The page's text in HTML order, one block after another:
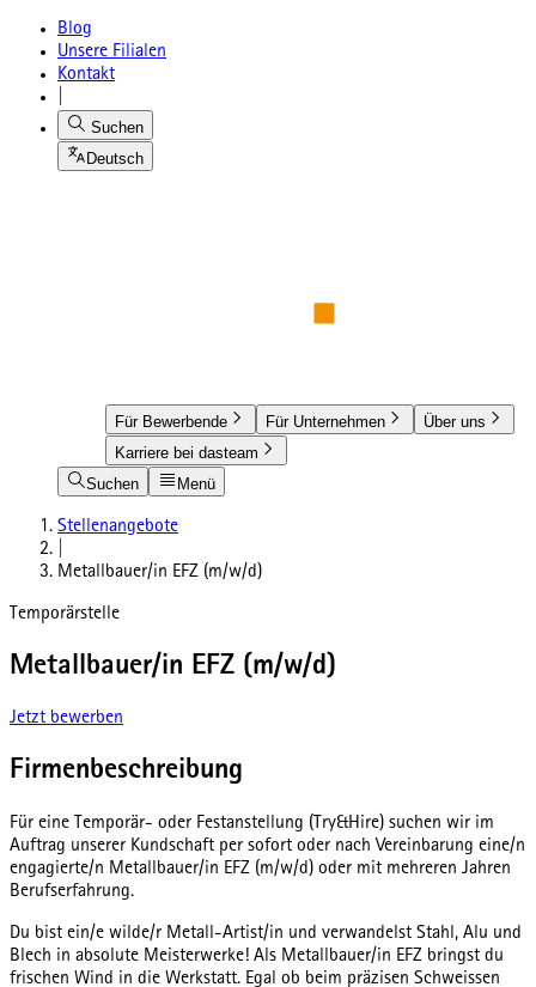
Blog
Unsere Filialen
Kontakt
Suchen
Deutsch
Für Bewerbende Für Unternehmen
Über uns
Karriere bei dasteam
Suchen
Menü
Stellenangebote
Metallbauer/in EFZ (m/w/d)
Temporärstelle
Metallbauer/in EFZ (m/w/d)
Jetzt bewerben
Firmenbeschreibung
Für eine Temporär- oder Festanstellung (Try&Hire) suchen wir im
Auftrag unserer Kundschaft per sofort oder nach Vereinbarung eine/n
engagierte/n Metallbauer/in EFZ (m/w/d) oder mit mehreren Jahren
Berufserfahrung.
Du bist ein/e wilde/r Metall-Artist/in und verwandelst Stahl, Alu und
Blech in absolute Meisterwerke! Als Metallbauer/in EFZ bringst du
frischen Wind in die Werkstatt. Egal ob beim präzisen Schweissen